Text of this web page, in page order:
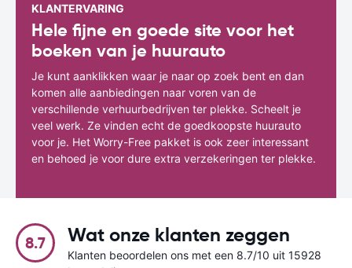
KLANTERVARING
Hele fijne en goede site voor het
boeken van je huurauto
Je kunt aanklikken waar je naar op zoek bent en dan
komen alle aanbiedingen naar voren van de
verschillende verhuurbedrijven ter plekke. Scheelt je
veel werk. Ze vinden echt de goedkoopste huurauto
voor je. Het Worry-Free pakket is ook zeer interessant
en behoed je voor dure extra verzekeringen ter plekke.
8.7 Wat onze klanten zeggen
Klanten beoordelen ons met een 8.7/10 uit 15928